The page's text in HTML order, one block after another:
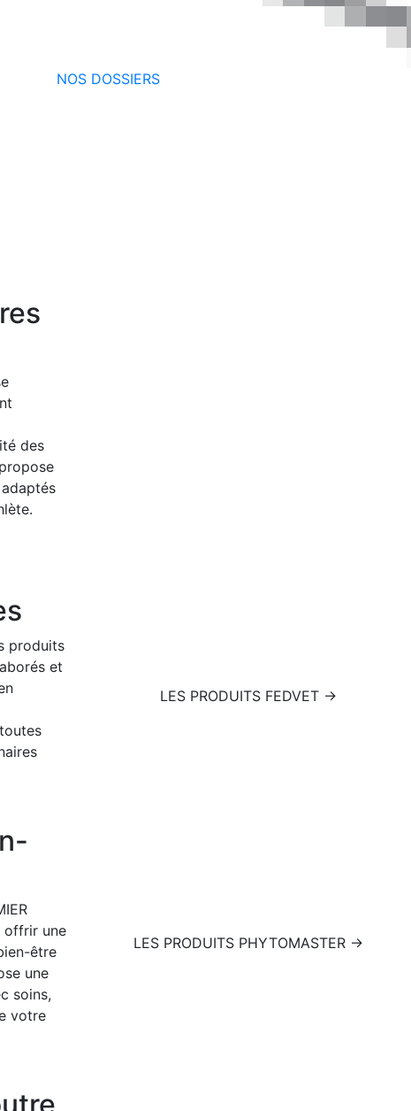
NOS DOSSIERS
des
produits
et
LES PRODUITS FEDVET →
offrir une
être
une
soins,
votre
LES PRODUITS PHYTOMASTER →